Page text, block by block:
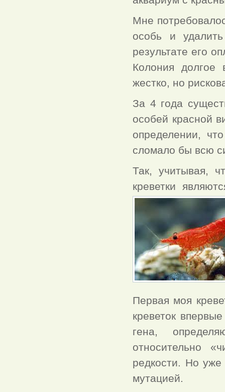
Мне
особь и
результате его
Колония долгое
жестко, но
За 4 года
особей красной
определении,
сломало бы всю
Так, учитывая,
креветки
Первая моя
креветок
гена,
относительно
редкости. Но уже
мутацией.